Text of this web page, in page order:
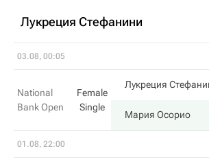
Лукреция Стефанини
03.08, 00:05
National
Bank Open
Female
Single
Лукреция
Мария Осорио
01.08, 22:00